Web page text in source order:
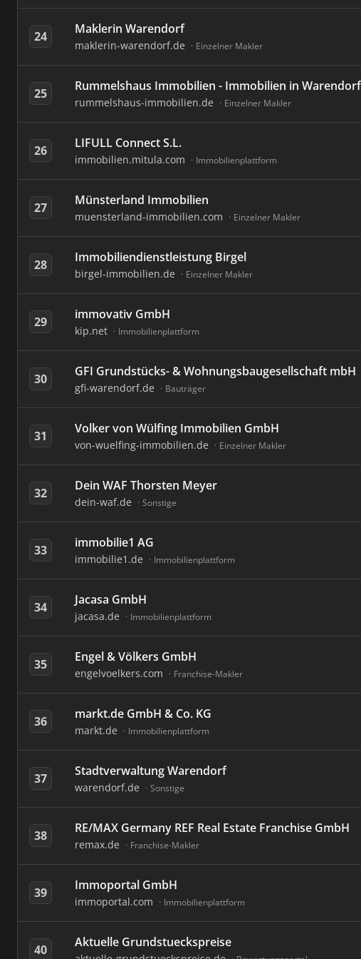
24 Maklerin Warendorf
maklerin-warendorf.de Einzelner Makler
25 Rummelshaus Immobilien - Immobilien in
rummelshaus-immobilien.de Einzelner Makler
26 LIFULL Connect S.L.
immobilien.mitula.com Immobilienplattform
27 Münsterland Immobilien
muensterland-immobilien.com Einzelner Makler
28 Immobiliendienstleistung Birgel
birgel-immobilien.de Einzelner Makler
29 immovativ GmbH
kip.net Immobilienplattform
30 GFI Grundstücks- & Wohnungsbaugesellschaft mbH
gfi-warendorf.de Bauträger
31 Volker von Wülfing Immobilien GmbH
von-wuelfing-immobilien.de Einzelner Makler
32 Dein WAF Thorsten Meyer
dein-waf.de Sonstige
33 immobilie1 AG
immobilie1.de Immobilienplattform
34 Jacasa GmbH
jacasa.de Immobilienplattform
35 Engel & Völkers GmbH
engelvoelkers.com Franchise-Makler
36 markt.de GmbH & Co. KG
markt.de Immobilienplattform
37 Stadtverwaltung Warendorf
warendorf.de Sonstige
38 RE/MAX Germany REF Real Estate Franchise GmbH
remax.de Franchise-Makler
39 Immoportal GmbH
immoportal.com Immobilienplattform
40 Aktuelle Grundstueckspreise